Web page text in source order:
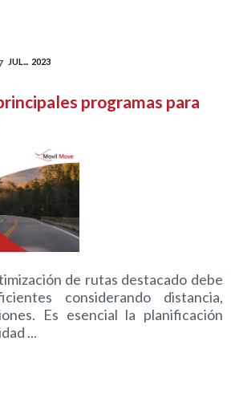
JUL... 2023
programas para
de rutas destacado debe
considerando distancia,
Es esencial la planificación
...